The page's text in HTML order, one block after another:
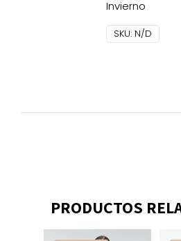
Invierno
SKU: N/D
PRODUCTOS